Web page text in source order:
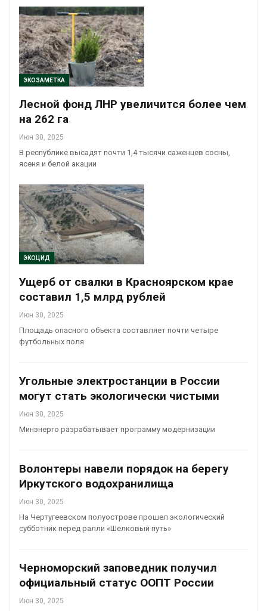
ЭКОЗАМЕТКА
Лесной фонд ЛНР увеличится более чем
на 262 га
Июн 30, 2025
В республике высадят почти 1,4 тысячи саженцев сосны,
ясеня и белой акации
ЭКОЦИД
Ущерб от свалки в Красноярском крае
составил 1,5 млрд рублей
Июн 30, 2025
Площадь опасного объекта составляет почти четыре
футбольных поля
Угольные электростанции в России
могут стать экологически чистыми
Июн 30, 2025
Минэнерго разрабатывает программу модернизации
Волонтеры навели порядок на берегу
Иркутского водохранилища
Июн 30, 2025
На Чертугеевском полуострове прошел экологический
субботник перед ралли «Шелковый путь»
Черноморский заповедник получил
официальный статус ООПТ России
Июн 30, 2025